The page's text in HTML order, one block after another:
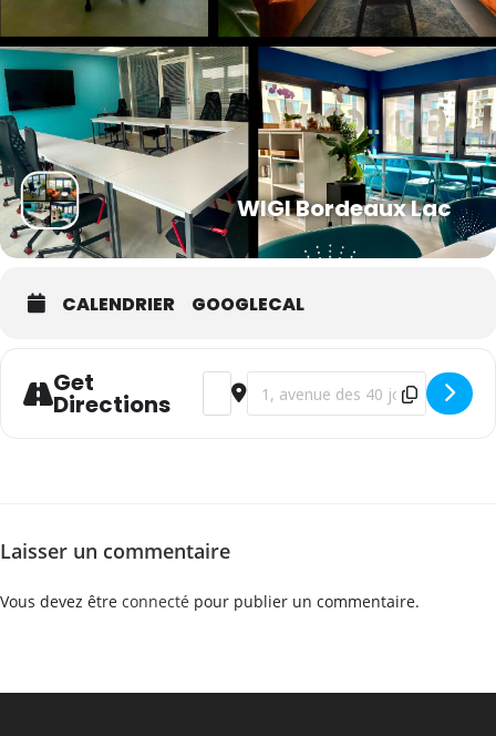
WIGI Bordeaux Lac
CALENDRIER GOOGLECAL
Get
Directions
Address - WSET Niveau 2 en vins -
Destination Address - WSET
Laisser un commentaire
Vous devez être connecté pour publier un commentaire.